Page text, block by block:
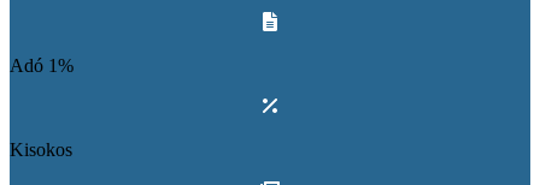
Adó 1%
Kisokos